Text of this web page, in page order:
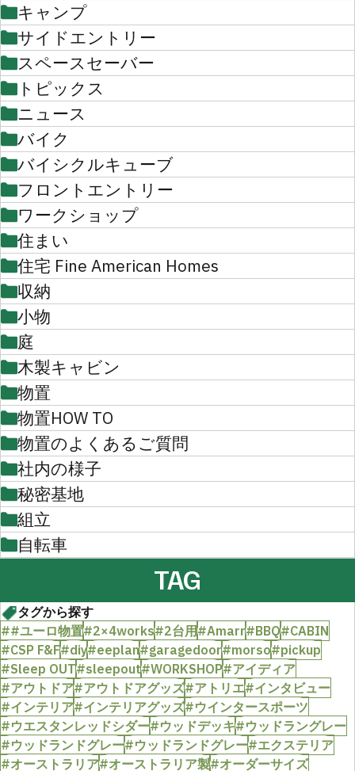
キャンプ
サイドエントリー
スペースセーバー
トピックス
ニュース
バイク
バイシクルキューブ
フロントエントリー
ワークショップ
住まい
住宅 Fine American Homes
収納
小物
庭
木製キャビン
物置
物置HOW TO
物置のよくあるご質問
社内の様子
秘密基地
組立
自転車
TAG
タグから探す
##ユーロ物置#2×4works#2台用#Amarr#BBQ#CABIN
#CSP F&F#diy#eeplan#garagedoor#morso#pickup
#Sleep OUT#sleepout#WORKSHOP#アイディア
#アウトドア#アウトドアグッズ#アトリエ#インタビュー
#インテリア#インテリアグッズ#ウインタースポーツ
#ウエスタンレッドシダー#ウッドデッキ#ウッドラングレー
#ウッドランドグレー#ウッドランドグレー#エクステリア
#オーストラリア#オーストラリア製#オーダーサイズ